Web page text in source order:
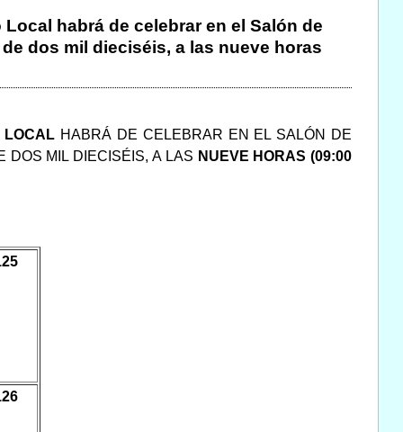
habrá de celebrar en el Salón de
dos mil dieciséis, a las nueve horas
LOCAL HABRÁ DE CELEBRAR EN EL SALÓN DE
DOS MIL DIECISÉIS, A LAS NUEVE HORAS (09:00